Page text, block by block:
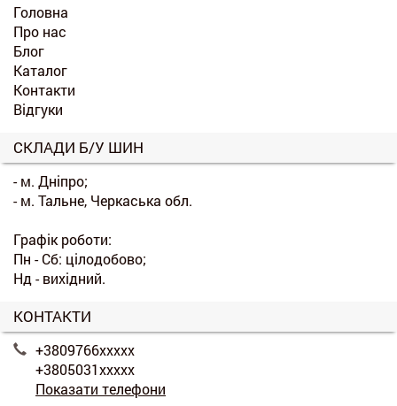
Головна
Про нас
Блог
Каталог
Контакти
Відгуки
СКЛАДИ Б/У ШИН
- м. Дніпро;
- м. Тальне, Черкаська обл.
Графік роботи:
Пн - Сб: цілодобово;
Нд - вихідний.
КОНТАКТИ
+3809766xxxxx
+3805031xxxxx
Показати телефони